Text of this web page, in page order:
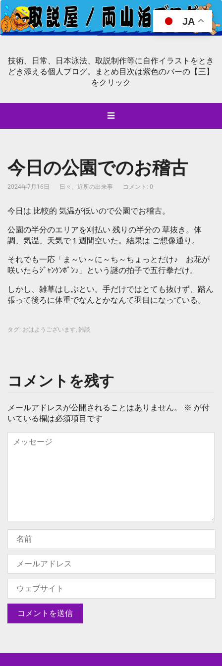
技術、日常、日本泳法、取説制作等に自作イラストをとき
どき添える個人ブログ。まとめ目次は紫色のバーの【三】
をクリック
☰
今日の公園でのお稽古
2024年7月16日 日々、近所の出来事 コメント: 0
今日は 比較的 気温が低いので公園でお稽古。
公園の半分のエリアを刈払い 残りの半分の 草抜き。体
調、気温、天気で１週間空いた。結果は ご想像通り。
それでも一応「ま～い～に～ち～ちょっとだけ♪ お花が
咲いたらｼﾞｬﾝｹﾝﾎﾟﾝ♪」という謎の拍子で五行拳だけ。
しかし、雑草はしぶとい。手だけではとても抜けず、踏ん
張って後ろに体重でなんとかなんて羽目になっている。
タグ: おはようございます, 雑談
コメントを残す
メールアドレスが公開されることはありません。 ※ が付
いている欄は必須項目です
JA